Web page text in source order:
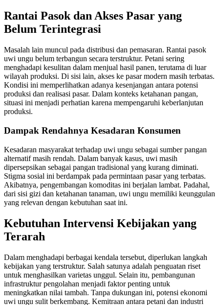
Rantai Pasok dan Akses Pasar yang
Belum Terintegrasi
Masalah lain muncul pada distribusi dan pemasaran. Rantai pasok
uwi ungu belum terbangun secara terstruktur. Petani sering
menghadapi kesulitan dalam menjual hasil panen, terutama di luar
wilayah produksi. Di sisi lain, akses ke pasar modern masih terbatas.
Kondisi ini memperlihatkan adanya kesenjangan antara potensi
produksi dan realisasi pasar. Dalam konteks ketahanan pangan,
situasi ini menjadi perhatian karena mempengaruhi keberlanjutan
produksi.
Dampak Rendahnya Kesadaran Konsumen
Kesadaran masyarakat terhadap uwi ungu sebagai sumber pangan
alternatif masih rendah. Dalam banyak kasus, uwi masih
dipersepsikan sebagai pangan tradisional yang kurang diminati.
Stigma sosial ini berdampak pada permintaan pasar yang terbatas.
Akibatnya, pengembangan komoditas ini berjalan lambat. Padahal,
dari sisi gizi dan ketahanan tanaman, uwi ungu memiliki keunggulan
yang relevan dengan kebutuhan saat ini.
Kebutuhan Intervensi Kebijakan yang
Terarah
Dalam menghadapi berbagai kendala tersebut, diperlukan langkah
kebijakan yang terstruktur. Salah satunya adalah penguatan riset
untuk menghasilkan varietas unggul. Selain itu, pembangunan
infrastruktur pengolahan menjadi faktor penting untuk
meningkatkan nilai tambah. Tanpa dukungan ini, potensi ekonomi
uwi ungu sulit berkembang. Kemitraan antara petani dan industri